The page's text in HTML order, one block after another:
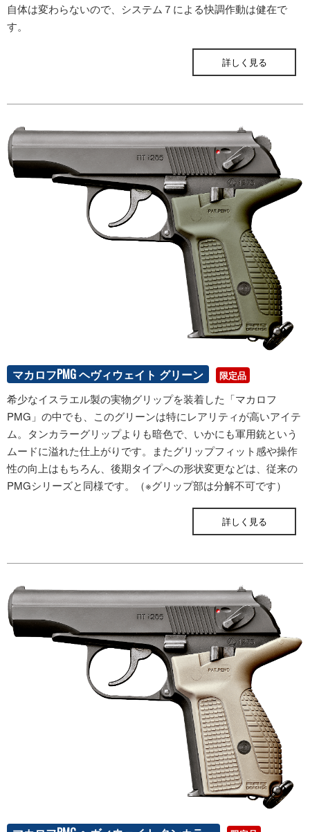
自体は変わらないので、システム７による快調作動は健在で
す。
詳しく見る
マカロフPMG ヘヴィウェイト グリーン 限定品
希少なイスラエル製の実物グリップを装着した「マカロフ
PMG」の中でも、このグリーンは特にレアリティが高いアイテ
ム。タンカラーグリップよりも暗色で、いかにも軍用銃という
ムードに溢れた仕上がりです。またグリップフィット感や操作
性の向上はもちろん、後期タイプへの形状変更などは、従来の
PMGシリーズと同様です。（※グリップ部は分解不可です）
詳しく見る